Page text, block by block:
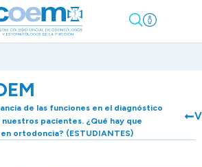
de las funciones en el diagnóstico
pacientes. ¿Qué hay que
ortodoncia? (ESTUDIANTES)